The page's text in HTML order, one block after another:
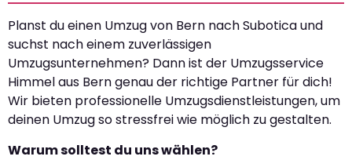
Planst du einen Umzug von Bern nach Subotica und
suchst nach einem zuverlässigen
Umzugsunternehmen? Dann ist der Umzugsservice
Himmel aus Bern genau der richtige Partner für dich!
Wir bieten professionelle Umzugsdienstleistungen, um
deinen Umzug so stressfrei wie möglich zu gestalten.
Warum solltest du uns wählen?